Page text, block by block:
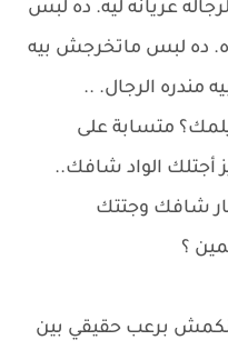
عريانه ليه. ده لبس
ده لبس ماتخرجش بيه
مندره الرجال. ..
متسابة على
الواد شافك..
شافك وجتتك
؟
برعب حقيقي بين